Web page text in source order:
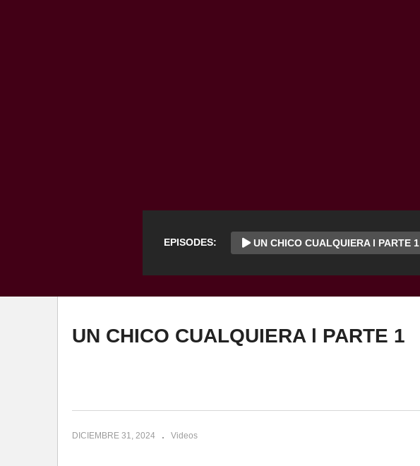
EPISODES: UN CHICO CUALQUIERA l PARTE 1
UN CHICO CUALQUIERA l PARTE 1
DICIEMBRE 31, 2024 Videos